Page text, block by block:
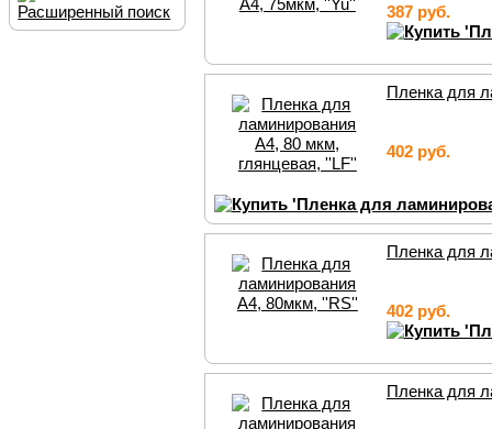
387 руб.
Пленка для
402 руб.
Пленка для
402 руб.
Пленка для
Расширенный поиск